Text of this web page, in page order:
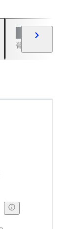
葡萄酒及烈性酒